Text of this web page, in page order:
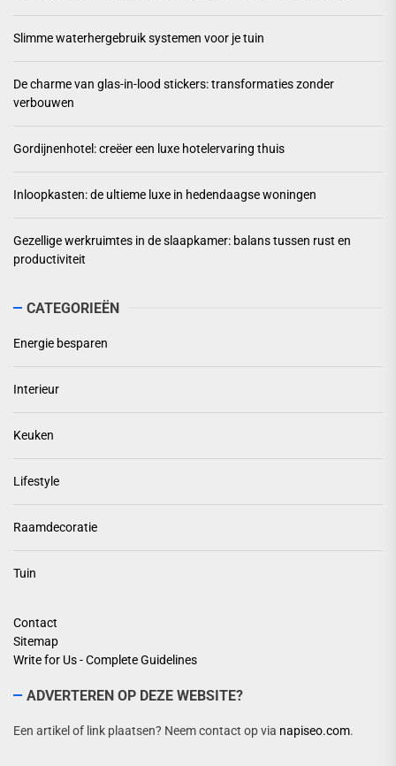
Slimme waterhergebruik systemen voor je tuin
De charme van glas-in-lood stickers: transformaties zonder
verbouwen
Gordijnenhotel: creëer een luxe hotelervaring thuis
Inloopkasten: de ultieme luxe in hedendaagse woningen
Gezellige werkruimtes in de slaapkamer: balans tussen rust en
productiviteit
CATEGORIEËN
Energie besparen
Interieur
Keuken
Lifestyle
Raamdecoratie
Tuin
Contact
Sitemap
Write for Us - Complete Guidelines
ADVERTEREN OP DEZE WEBSITE?
Een artikel of link plaatsen? Neem contact op via napiseo.com.